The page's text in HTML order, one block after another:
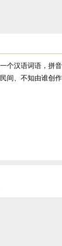
个汉语词语，拼
间、不知由谁创